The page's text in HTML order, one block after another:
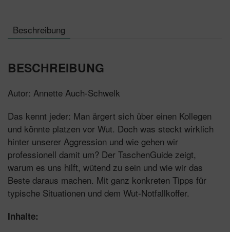
Beschreibung
BESCHREIBUNG
Autor: Annette Auch-Schwelk
Das kennt jeder: Man ärgert sich über einen Kollegen
und könnte platzen vor Wut. Doch was steckt wirklich
hinter unserer Aggression und wie gehen wir
professionell damit um? Der TaschenGuide zeigt,
warum es uns hilft, wütend zu sein und wie wir das
Beste daraus machen. Mit ganz konkreten Tipps für
typische Situationen und dem Wut-Notfallkoffer.
Inhalte: